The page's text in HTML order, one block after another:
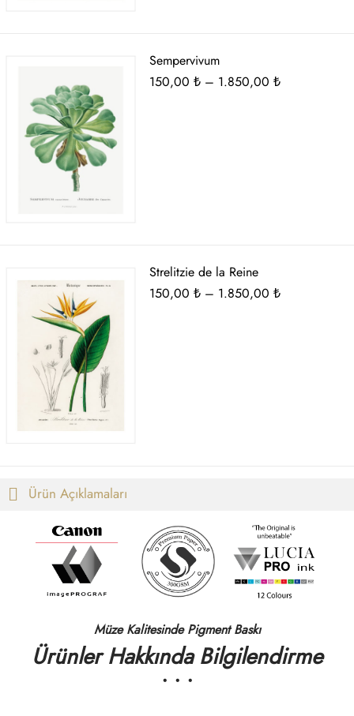
Sempervivum
150,00₺ – 1.850,00₺Fiyat
Strelitzie de la Reine
150,00₺ – 1.850,00₺Fiyat
Ürün Açıklamaları
Müze Kalitesinde Pigment Baskı
Ürünler Hakkında Bilgilendirme
• • •